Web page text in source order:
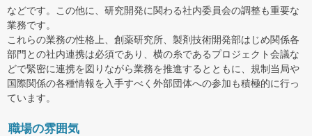
などです。この他に、研究開発に関わる社内委員会の調整も重要な
業務です。
これらの業務の性格上、創薬研究所、製剤技術開発部はじめ関係各
部門との社内連携は必須であり、横の糸であるプロジェクト会議な
どで緊密に連携を図りながら業務を推進するとともに、規制当局や
国際関係の各種情報を入手すべく外部団体への参加も積極的に行っ
ています。
職場の雰囲気